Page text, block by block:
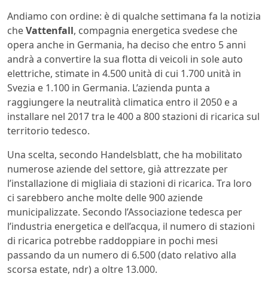
Andiamo con ordine: è di qualche settimana fa la notizia
cheVattenfall, compagnia energetica svedese che
opera anche in Germania, ha deciso che entro 5 anni
andrà a convertire la sua flotta di veicoli in sole auto
elettriche, stimate in 4.500 unità di cui 1.700 unità in
Svezia e 1.100 in Germania. L’azienda punta a
raggiungere la neutralità climatica entro il 2050 e a
installare nel 2017 tra le 400 a 800 stazioni di ricarica sul
territorio tedesco.
Una scelta, secondo Handelsblatt, che ha mobilitato
numerose aziende del settore, già attrezzate per
l’installazione di migliaia di stazioni di ricarica. Tra loro
ci sarebbero anche molte delle 900 aziende
municipalizzate. Secondo l’Associazione tedesca per
l’industria energetica e dell’acqua, il numero di stazioni
di ricarica potrebbe raddoppiare in pochi mesi
passando da un numero di 6.500 (dato relativo alla
scorsa estate, ndr) a oltre 13.000.